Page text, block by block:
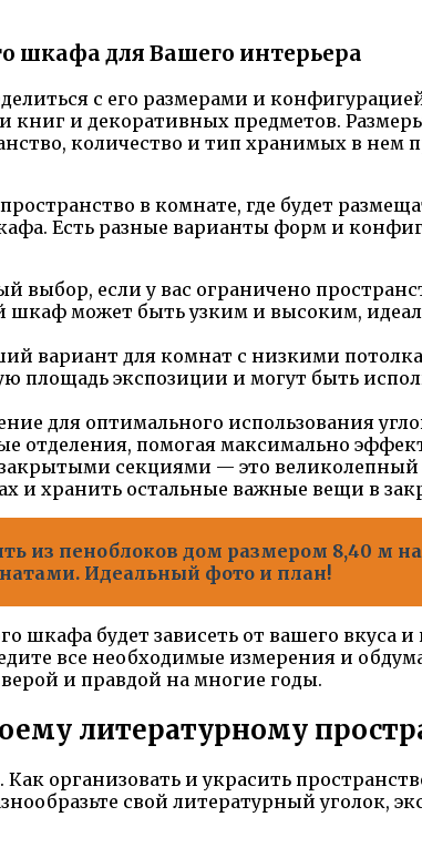
шкафа для Вашего интерьера
с его размерами и
книг и декоративных предметов.
количество и тип хранимых в нем
в комнате, где будет
Есть разные варианты форм и
если у вас ограничено
может быть узким и высоким,
вариант для комнат с низкими
экспозиции и могут быть
для оптимального использования
отделения, помогая максимально
секциями — это великолепный
и хранить остальные важные вещи в
из пеноблоков дом размером 8,40 м
Идеальный фото и план!
будет зависеть от вашего вкуса
все необходимые измерения и
и правдой на многие годы.
литературному
организовать и украсить
свой литературный уголок,